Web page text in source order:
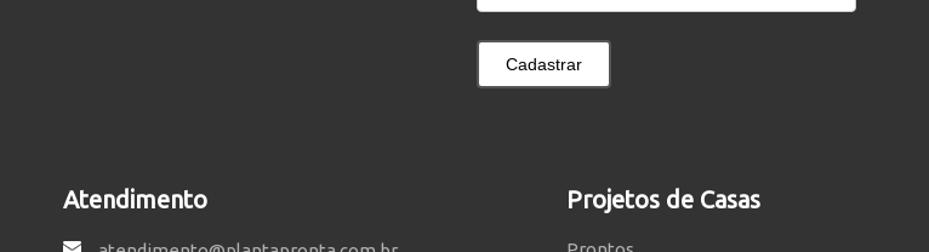
Cadastrar
Atendimento Projetos de Casas